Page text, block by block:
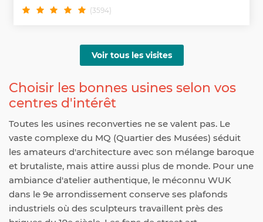
(3594)
Voir tous les visites
Choisir les bonnes usines selon vos
centres d'intérêt
Toutes les usines reconverties ne se valent pas. Le
vaste complexe du MQ (Quartier des Musées) séduit
les amateurs d'architecture avec son mélange baroque
et brutaliste, mais attire aussi plus de monde. Pour une
ambiance d'atelier authentique, le méconnu WUK
dans le 9e arrondissement conserve ses plafonds
industriels où des sculpteurs travaillent près des